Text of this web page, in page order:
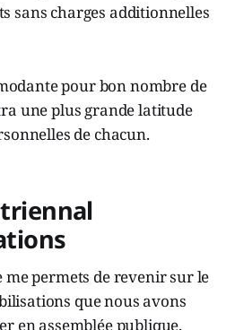
sans charges additionnelles
pour bon nombre de
une plus grande latitude
de chacun.
me permets de revenir sur le
que nous avons
en assemblée publique.